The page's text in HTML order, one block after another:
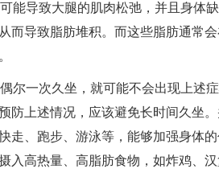
能导致大腿的肌肉松弛，并且身体
而导致脂肪堆积。而这些脂肪通常
尔一次久坐，就可能不会出现上述
防上述情况，应该避免长时间久坐
走、跑步、游泳等，能够加强身体
入高热量、高脂肪食物，如炸鸡、